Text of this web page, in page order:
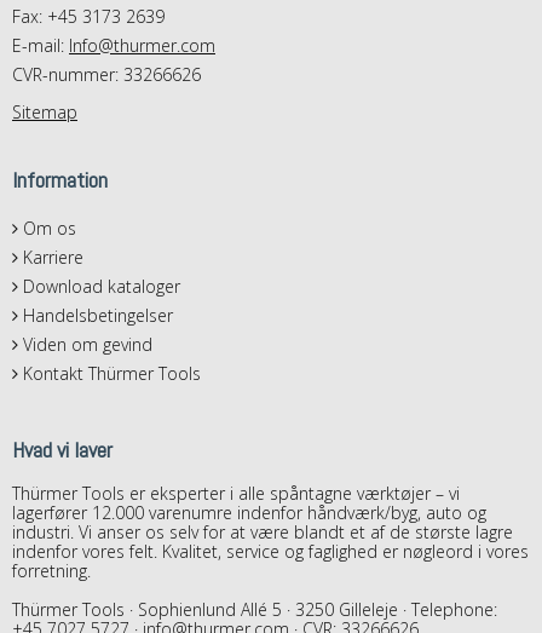
Fax: +45 3173 2639
E-mail: Info@thurmer.com
CVR-nummer: 33266626
Sitemap
Information
Om os
Karriere
Download kataloger
Handelsbetingelser
Viden om gevind
Kontakt Thürmer Tools
Hvad vi laver
Thürmer Tools er eksperter i alle spåntagne værktøjer – vi
lagerfører 12.000 varenumre indenfor håndværk/byg, auto og
industri. Vi anser os selv for at være blandt et af de største lagre
indenfor vores felt. Kvalitet, service og faglighed er nøgleord i vores
forretning.
Thürmer Tools · Sophienlund Allé 5 · 3250 Gilleleje · Telephone:
+45 7027 5727 · info@thurmer.com · CVR: 33266626